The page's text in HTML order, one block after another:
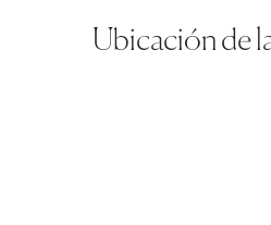
Ubicación de